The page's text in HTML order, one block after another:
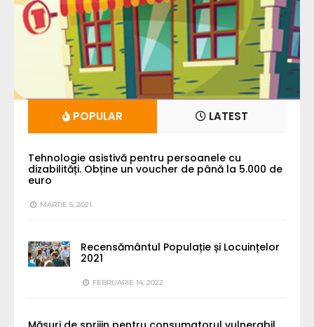
POPULAR LATEST
Tehnologie asistivă pentru persoanele cu
dizabilități. Obține un voucher de până la 5.000 de
euro
MARTIE 5, 2021
Recensământul Populație și Locuințelor
2021
FEBRUARIE 14, 2022